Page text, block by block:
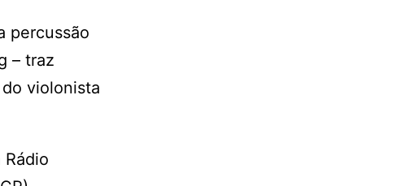
percussão
– traz
violonista